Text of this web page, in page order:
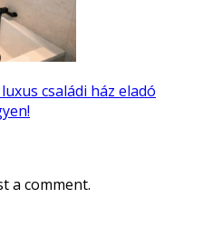
családi ház eladó
a comment.